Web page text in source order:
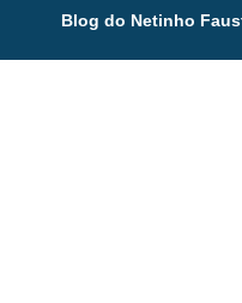
Blog do Netinho